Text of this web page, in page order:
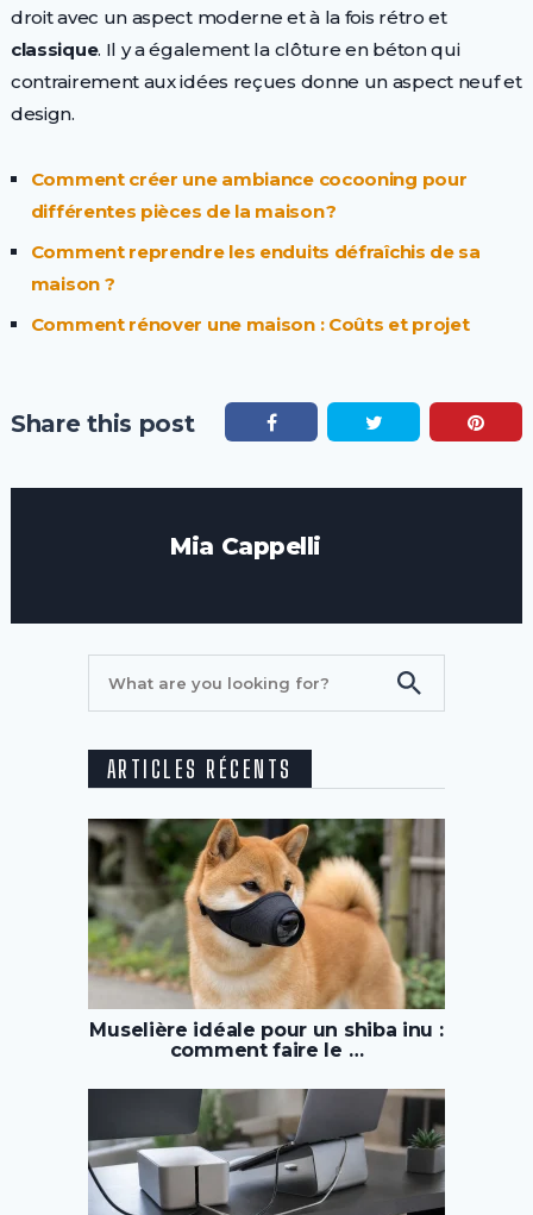
droit avec un aspect moderne et à la fois rétro et
classique. Il y a également la clôture en béton qui
contrairement aux idées reçues donne un aspect neuf et
design.
Comment créer une ambiance cocooning pour
différentes pièces de la maison ?
Comment reprendre les enduits défraîchis de sa
maison ?
Comment rénover une maison : Coûts et projet
Share this post
Mia Cappelli
ARTICLES RÉCENTS
Muselière idéale pour un shiba inu :
comment faire le …